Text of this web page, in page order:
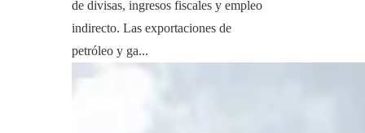
de divisas, ingresos fiscales y empleo
indirecto. Las exportaciones de
petróleo y ga...